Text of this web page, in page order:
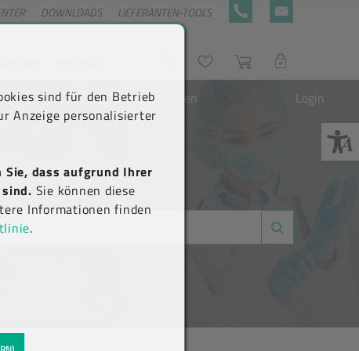
DOWNLOADS LIEFERANTEN-TOOLS +43 5576 7177 818
WunschlisteWarenkorb
LOGIN
Neu registrieren Login
sind für den Betrieb
Anzeige personalisierter
Sie, dass aufgrund Ihrer
Sie können diese
Informationen finden
.